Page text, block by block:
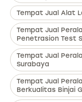
Tempat Jual Alat
Tempat Jual
Penetrasion Test
Tempat Jual
Surabaya
Tempat Jual
Berkualitas Binjai